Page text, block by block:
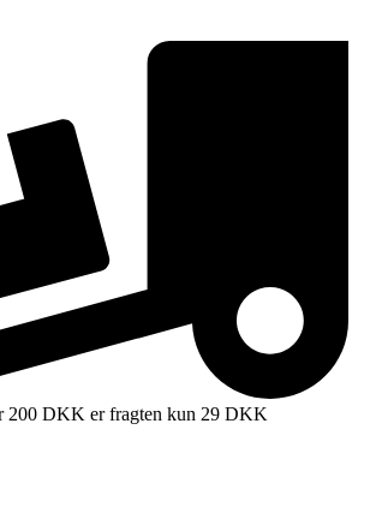
200 DKK er fragten kun 29 DKK